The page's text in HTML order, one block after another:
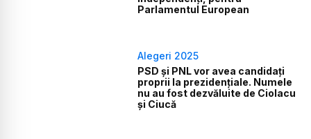
Parlamentul European
Alegeri 2025
PSD și PNL vor avea candidați
proprii la prezidențiale. Numele
nu au fost dezvăluite de Ciolacu
și Ciucă